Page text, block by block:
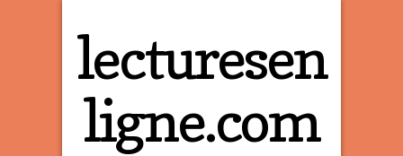
lecturesen
ligne.com